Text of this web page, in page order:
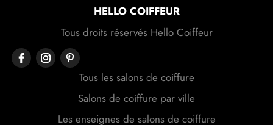
HELLO COIFFEUR
Tous droits réservés Hello Coiffeur
Tous les salons de coiffure
Salons de coiffure par ville
Les enseignes de salons de coiffure